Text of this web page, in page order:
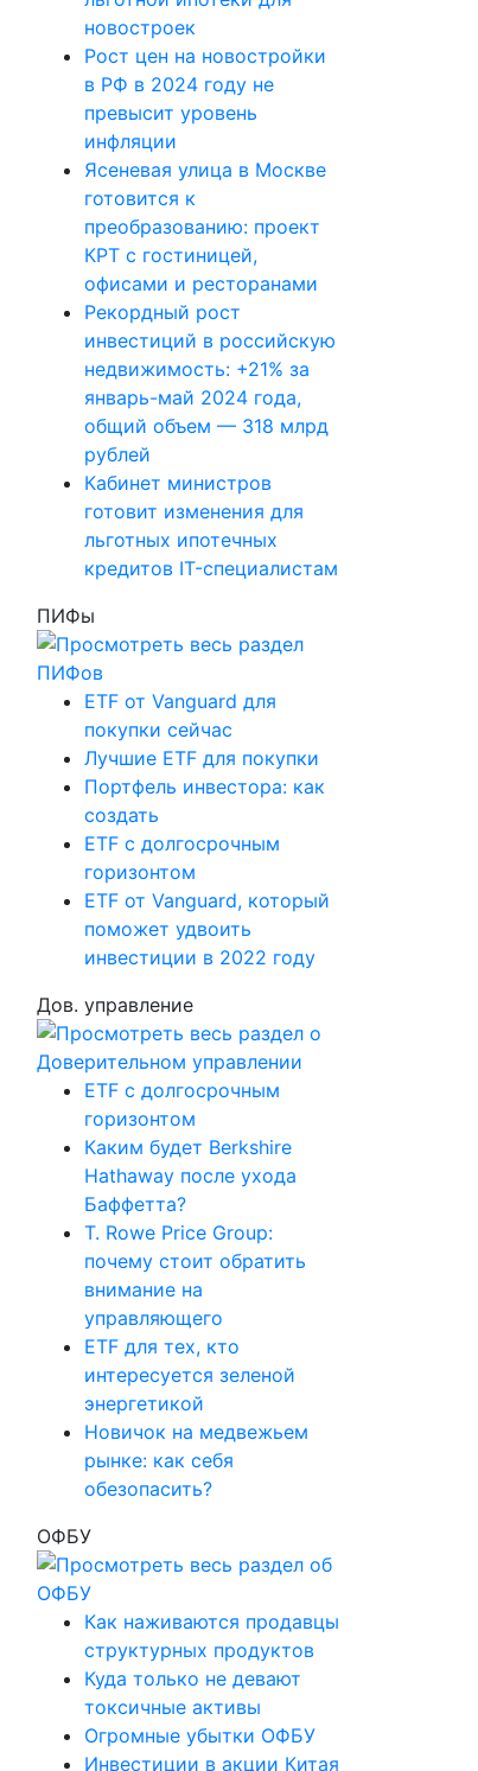
новостроек
Рост цен на новостройки
в РФ в 2024 году не
превысит уровень
инфляции
Ясеневая улица в Москве
готовится к
преобразованию: проект
КРТ с гостиницей,
офисами и ресторанами
Рекордный рост
инвестиций в российскую
недвижимость: +21% за
январь-май 2024 года,
общий объем — 318 млрд
рублей
Кабинет министров
готовит изменения для
льготных ипотечных
кредитов IT-специалистам
ПИФы
ETF от Vanguard для
покупки сейчас
Лучшие ETF для покупки
Портфель инвестора: как
создать
ETF с долгосрочным
горизонтом
ETF от Vanguard, который
поможет удвоить
инвестиции в 2022 году
Дов. управление
ETF с долгосрочным
горизонтом
Каким будет Berkshire
Hathaway после ухода
Баффетта?
T. Rowe Price Group:
почему стоит обратить
внимание на
управляющего
ETF для тех, кто
интересуется зеленой
энергетикой
Новичок на медвежьем
рынке: как себя
обезопасить?
ОФБУ
Как наживаются продавцы
структурных продуктов
Куда только не девают
токсичные активы
Огромные убытки ОФБУ
Инвестиции в акции Китая